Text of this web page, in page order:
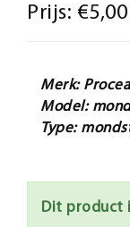
Prijs: €5,00
Merk:
Model:
Type:
Dit product